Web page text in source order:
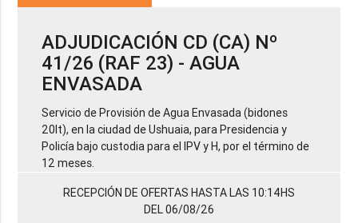
ADJUDICACIÓN CD (CA) Nº
41/26 (RAF 23) - AGUA
ENVASADA
Servicio de Provisión de Agua Envasada (bidones
20lt), en la ciudad de Ushuaia, para Presidencia y
Policía bajo custodia para el IPV y H, por el término de
12 meses.
RECEPCIÓN DE OFERTAS HASTA LAS 10:14HS
DEL 06/08/26